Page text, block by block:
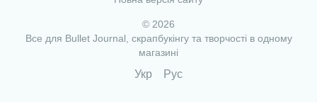
© 2026
Все для Bullet Journal, скрапбукінгу та творчості в одному
магазині
Укр Рус